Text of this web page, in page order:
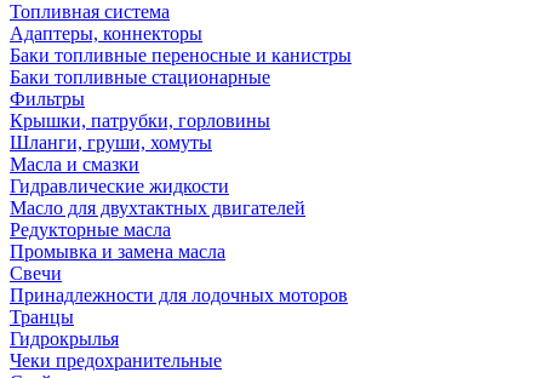
Топливная система
Адаптеры, коннекторы
Баки топливные переносные и канистры
Баки топливные стационарные
Фильтры
Крышки, патрубки, горловины
Шланги, груши, хомуты
Масла и смазки
Гидравлические жидкости
Масло для двухтактных двигателей
Редукторные масла
Промывка и замена масла
Свечи
Принадлежности для лодочных моторов
Транцы
Гидрокрылья
Чеки предохранительные